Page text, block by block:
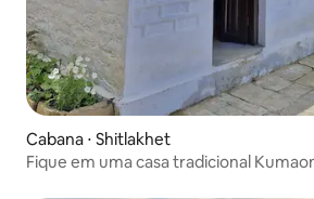
Cabana ⋅ Shitlakhet
Fique em uma casa tradicional